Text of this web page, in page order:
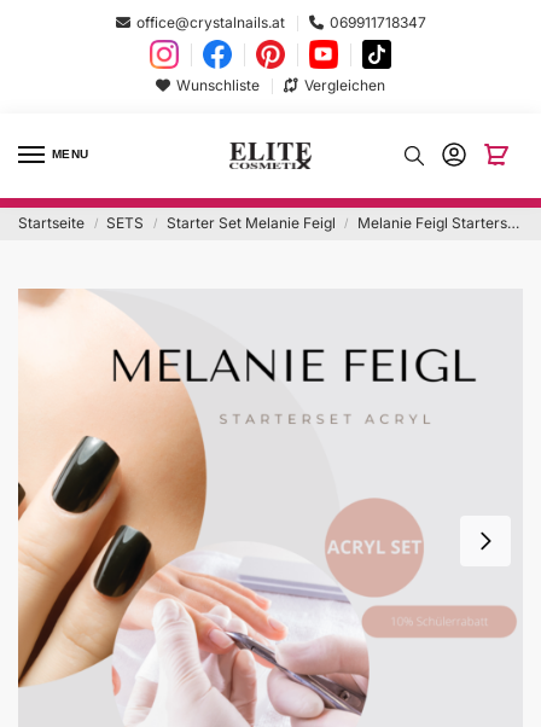
office@crystalnails.at 069911718347
Wunschliste Vergleichen
MENU
Startseite / SETS / Starter Set Melanie Feigl / Melanie Feigl Starterset Acryl